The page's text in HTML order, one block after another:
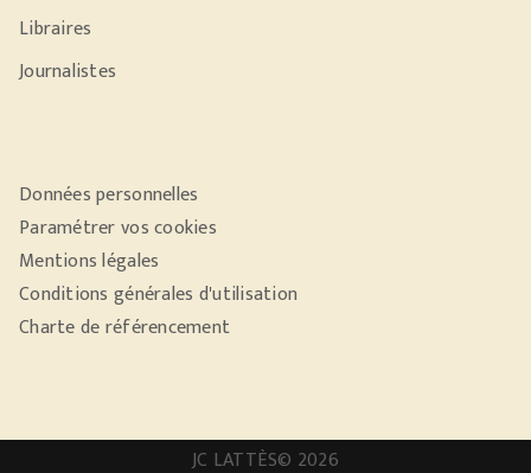
Libraires
Journalistes
Données personnelles
Paramétrer vos cookies
Mentions légales
Conditions générales d'utilisation
Charte de référencement
JC LATTÈS© 2026